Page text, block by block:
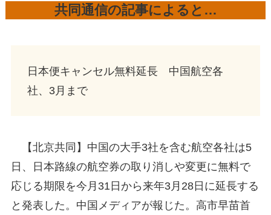
共同通信の記事によると…
日本便キャンセル無料延長 中国航空各
社、3月まで
【北京共同】中国の大手3社を含む航空各社は5
日、日本路線の航空券の取り消しや変更に無料で
応じる期限を今月31日から来年3月28日に延長する
と発表した。中国メディアが報じた。高市早苗首